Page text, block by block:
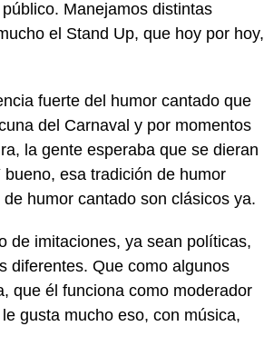
Manejamos distintas
el Stand Up, que hoy por hoy,
fuerte del humor cantado que
del Carnaval y por momentos
la gente esperaba que se dieran
esa tradición de humor
humor cantado son clásicos ya.
de imitaciones, ya sean políticas,
diferentes. Que como algunos
que él funciona como moderador
gusta mucho eso, con música,